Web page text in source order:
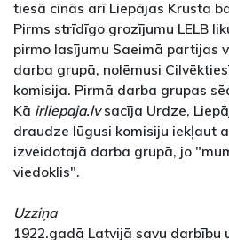
tiesā cīnās arī Liepājas Krusta
Pirms strīdīgo grozījumu LELB
pirmo lasījumu Saeimā partijas
darba grupā, nolēmusi
komisija. Pirmā darba grupas
Kā irliepaja.lvsacīja Urdze,
draudze lūgusi komisiju iekļaut
izveidotajā darba grupā, jo
viedoklis".
Uzziņa
1922.gadā Latvijā savu darbību